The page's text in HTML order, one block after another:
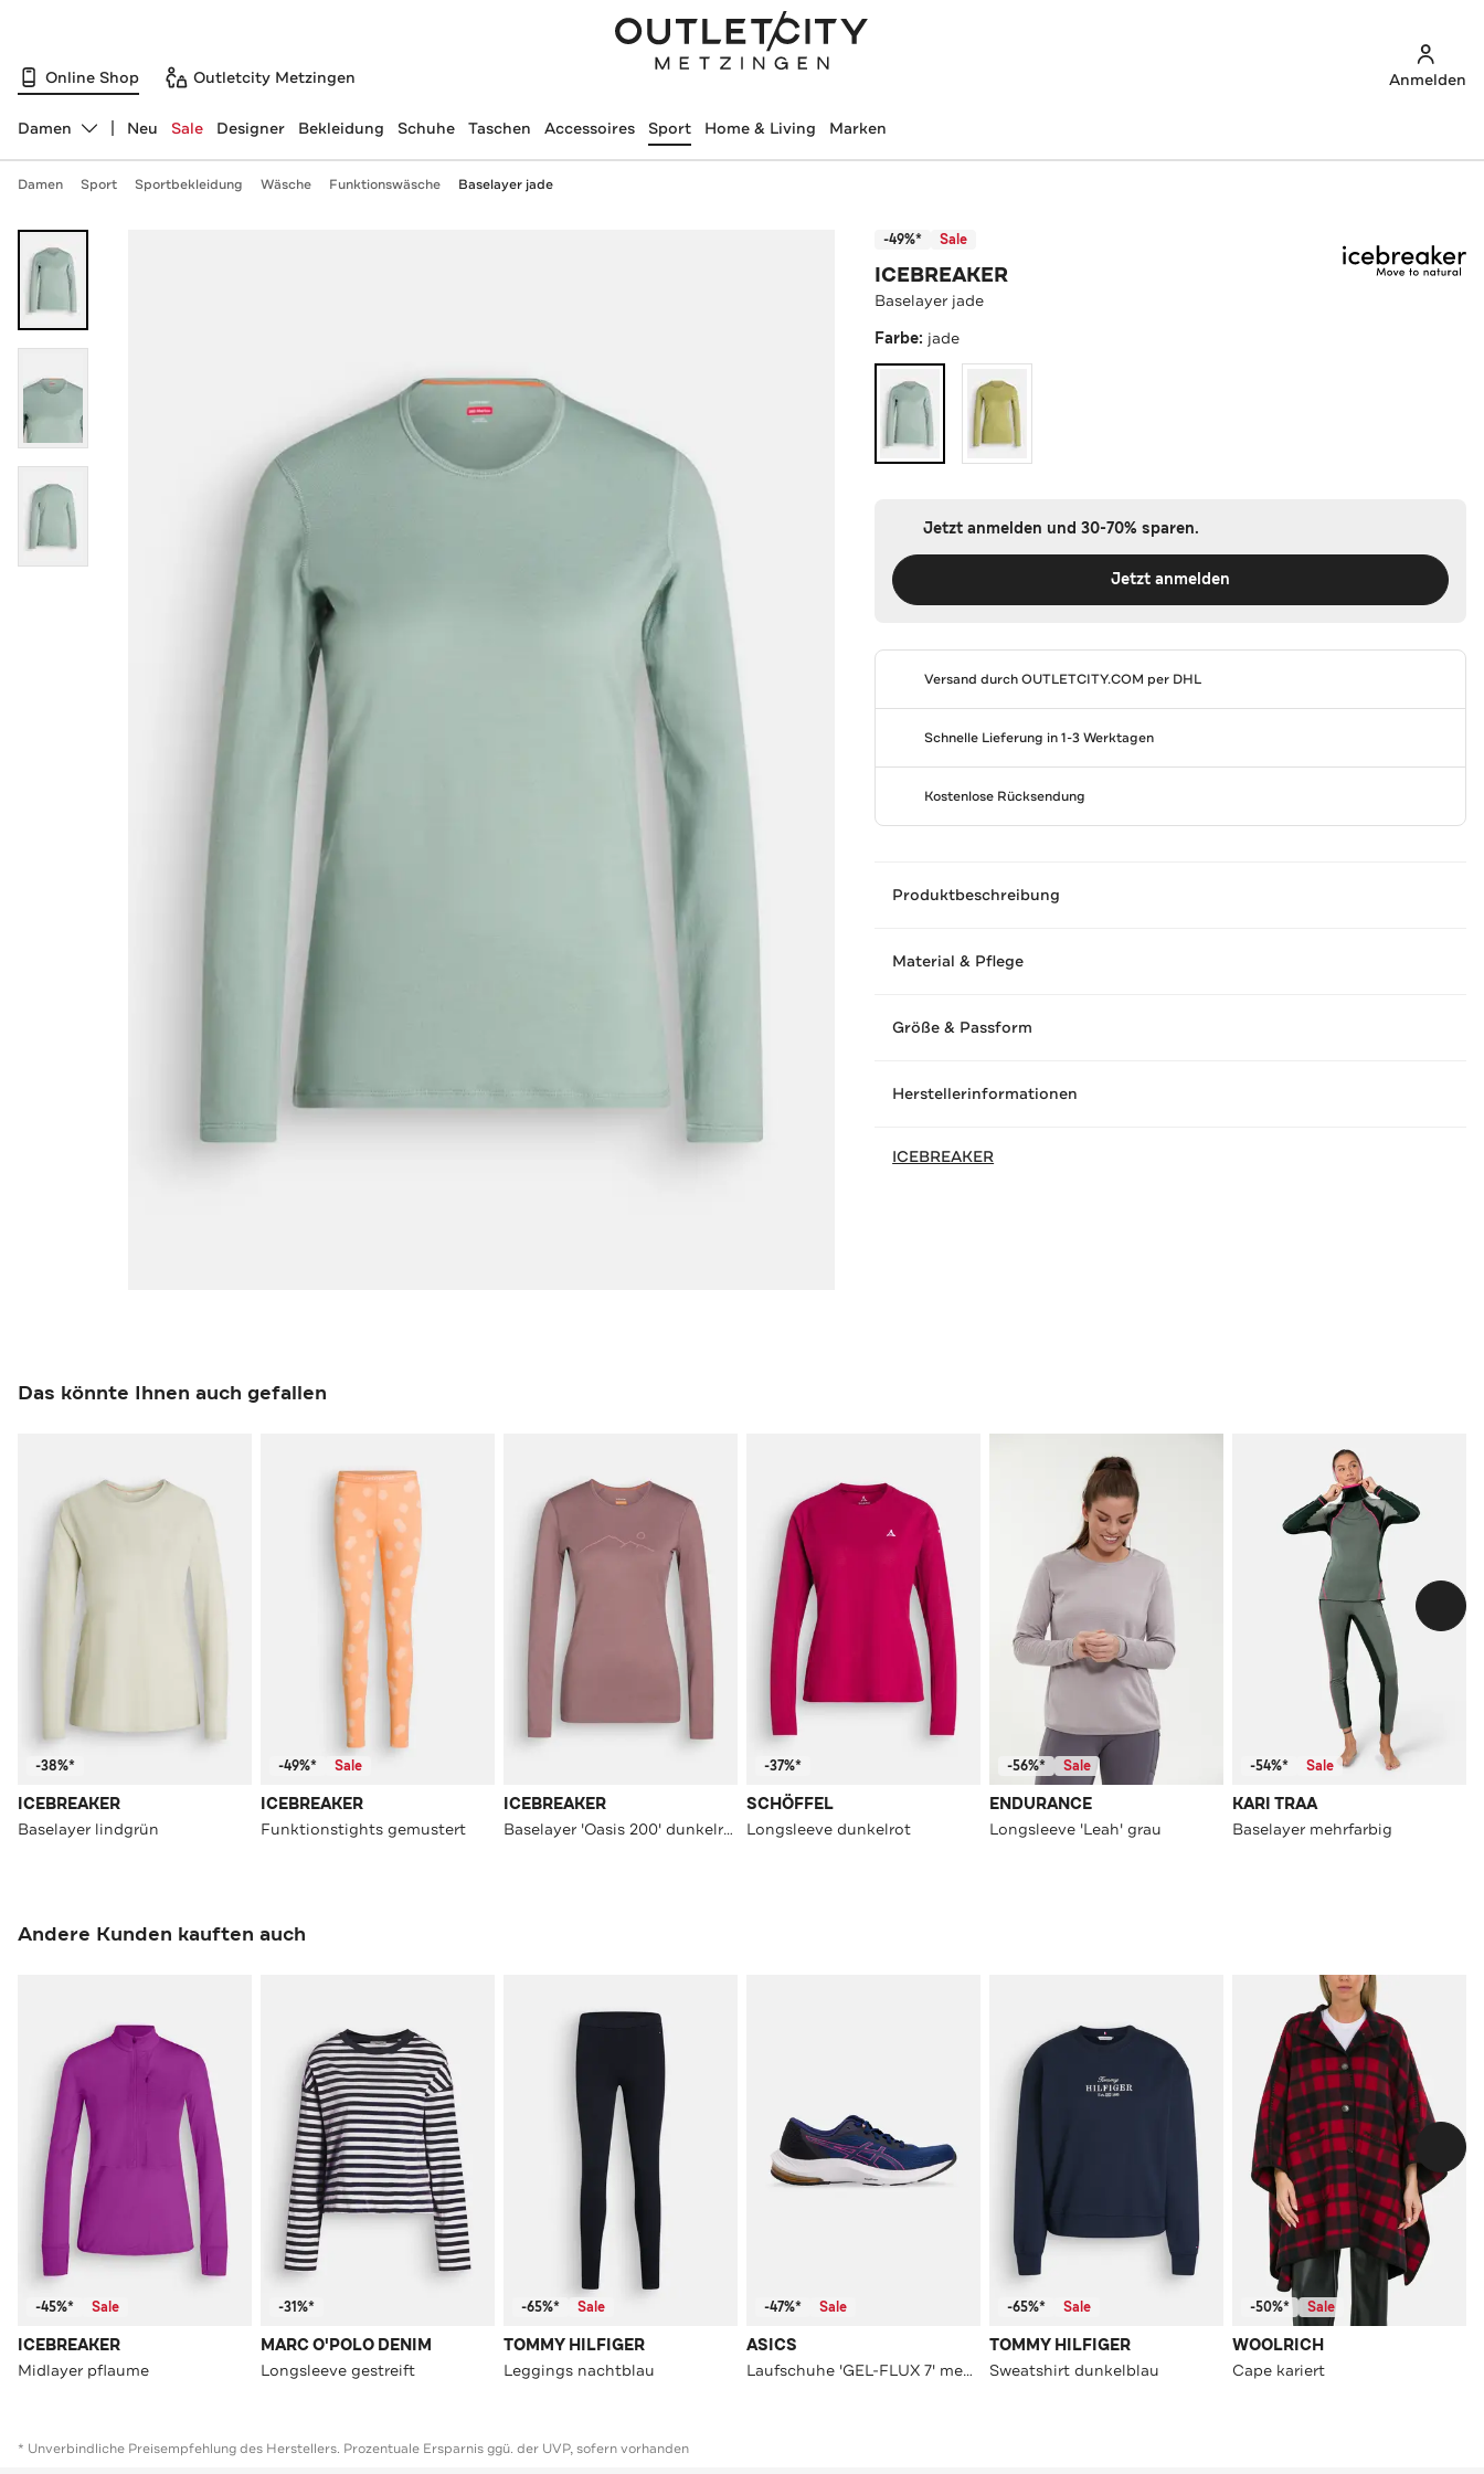
Online Shop Outletcity Metzingen Anmelden
Abteilung ändern, ausgewählt:
Damen Neu Sale Designer Bekleidung Schuhe Taschen Accessoires Sport Home & Living Marken
Damen Sport Sportbekleidung Wäsche Funktionswäsche Baselayer jade
-49%* Sale
ICEBREAKER
Baselayer jade
Farbe: jade
Jetzt anmelden und 30-70% sparen.
Jetzt anmelden
Versand durchOUTLETCITY.COM per DHL
Schnelle Lieferung in 1-3 Werktagen
Kostenlose Rücksendung
Produktbeschreibung
Material & Pflege
Größe & Passform
Herstellerinformationen
ICEBREAKER
Das könnte Ihnen auch gefallen
-38%*
ICEBREAKER
Baselayer lindgrün
-49%* Sale
ICEBREAKER
Funktionstights gemustert
ICEBREAKER
Baselayer 'Oasis 200' dunkelrosa
-37%*
SCHÖFFEL
Longsleeve dunkelrot
-56%* Sale
ENDURANCE
Longsleeve 'Leah' grau
-54%* Sale
KARI TRAA
Baselayer mehrfarbig
Andere Kunden kauften auch
-45%* Sale
ICEBREAKER
Midlayer pflaume
-31%*
MARC O'POLO DENIM
Longsleeve gestreift
-65%* Sale
TOMMY HILFIGER
Leggings nachtblau
-47%* Sale
ASICS
Laufschuhe 'GEL-FLUX 7' mehrfarbig
-65%* Sale
TOMMY HILFIGER
Sweatshirt dunkelblau
-50%* Sale
WOOLRICH
Cape kariert
* Unverbindliche Preisempfehlung des Herstellers. Prozentuale Ersparnis ggü. der UVP, sofern vorhanden